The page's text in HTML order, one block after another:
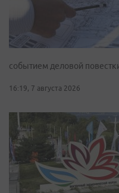
событием деловой
16:19, 7 августа 2026